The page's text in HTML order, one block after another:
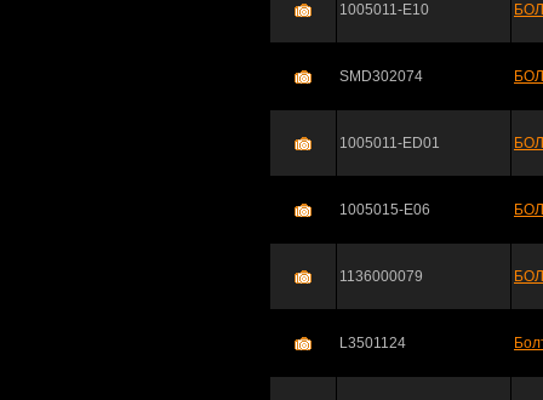
1005011-E10
SMD302074
1005011-ED01
1005015-E06
1136000079
L3501124